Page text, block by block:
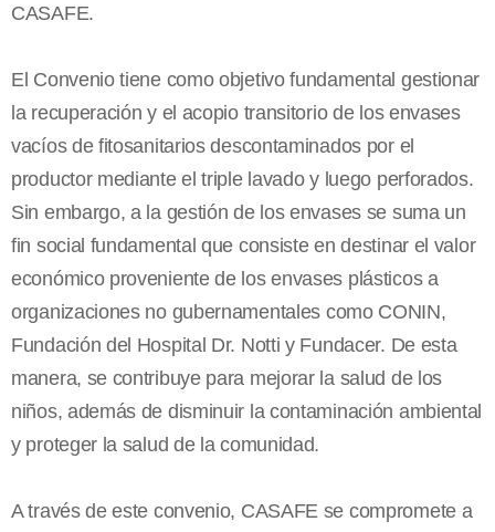
CASAFE.
El Convenio tiene como objetivo fundamental gestionar
la recuperación y el acopio transitorio de los envases
vacíos de fitosanitarios descontaminados por el
productor mediante el triple lavado y luego perforados.
Sin embargo, a la gestión de los envases se suma un
fin social fundamental que consiste en destinar el valor
económico proveniente de los envases plásticos a
organizaciones no gubernamentales como CONIN,
Fundación del Hospital Dr. Notti y Fundacer. De esta
manera, se contribuye para mejorar la salud de los
niños, además de disminuir la contaminación ambiental
y proteger la salud de la comunidad.
A través de este convenio, CASAFE se compromete a